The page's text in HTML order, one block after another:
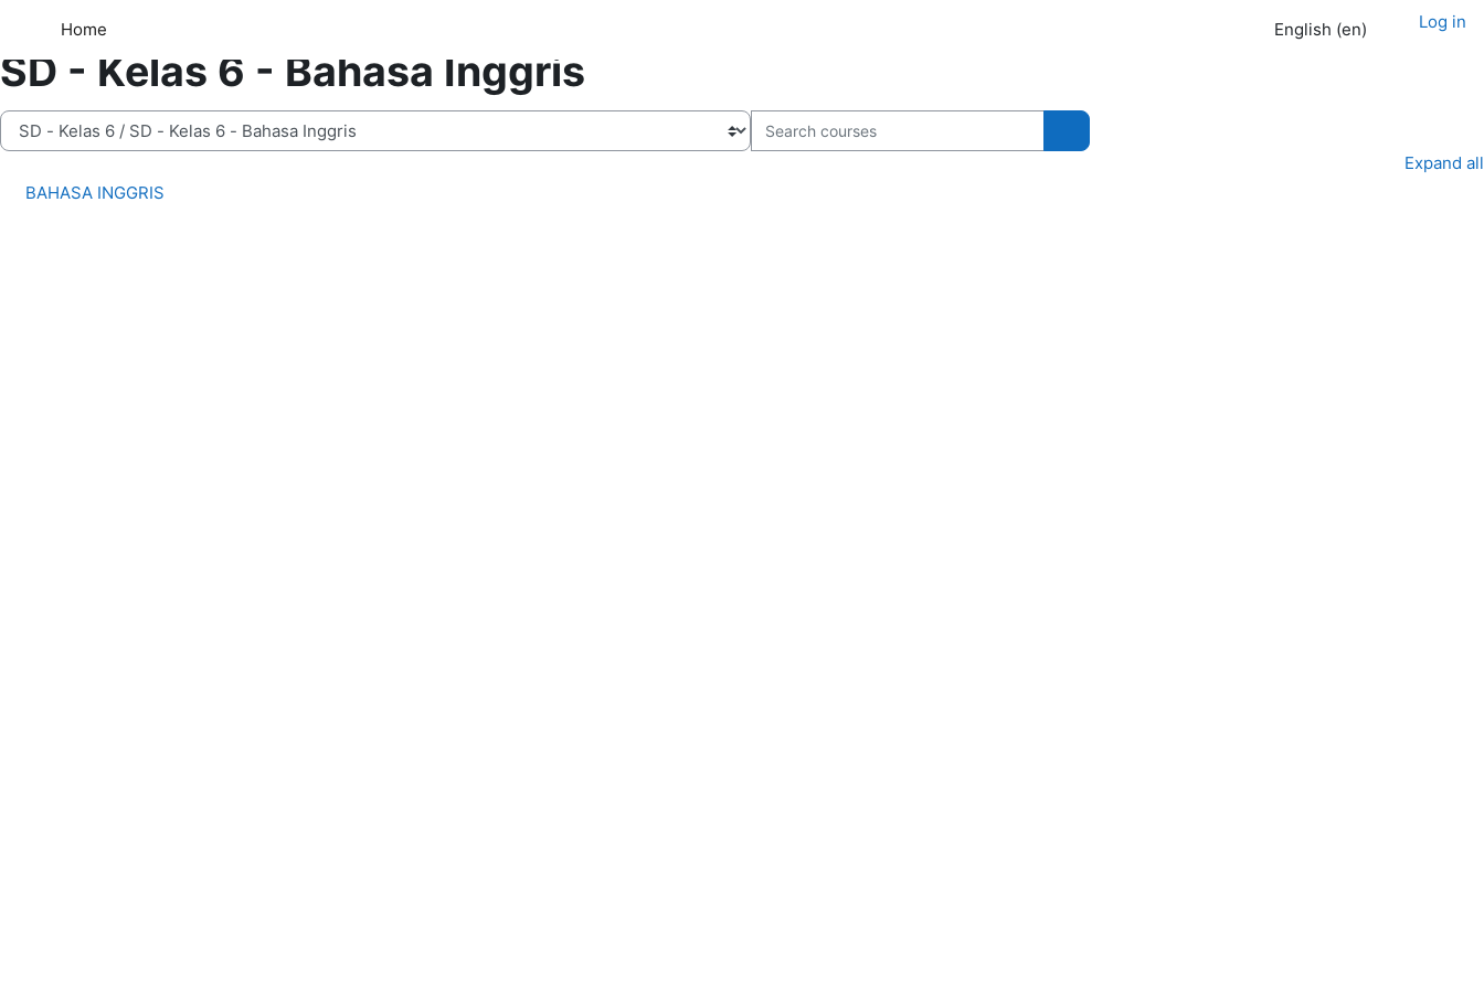
Home
English ‎(en)‎ Log in
Courses
SD - Kelas 6 - Bahasa Inggris
Search courses
Search courses
Expand all
BAHASA INGGRIS